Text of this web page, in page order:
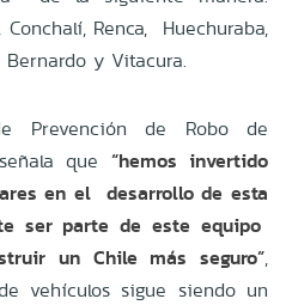
Renca, Huechuraba,
Bernardo y Vitacura.
Prevención de Robo de
que “hemos invertido
en el desarrollo de esta
ser parte de este equipo
un Chile más seguro”,
vehículos sigue siendo un